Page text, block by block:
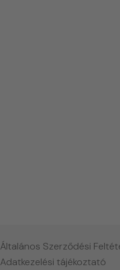
Általános Szerződési
Adatkezelési tájékoztató